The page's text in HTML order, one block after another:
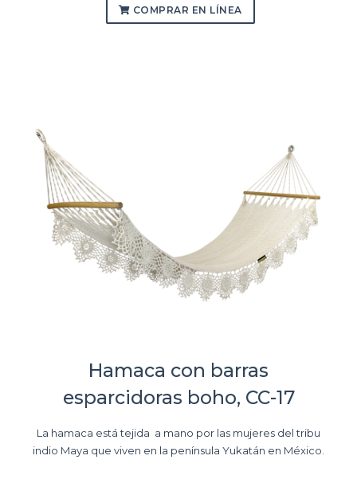
COMPRAR EN LÍNEA
Hamaca con barras
esparcidoras boho, CC-17
La hamaca está tejida a mano por las mujeres del tribu
indio Maya que viven en la península Yukatán en México.